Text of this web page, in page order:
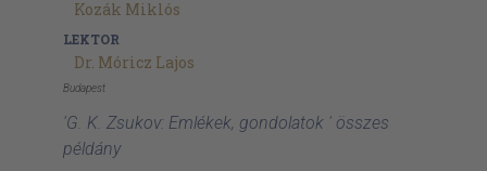
Kozák Miklós
LEKTOR
Dr. Móricz Lajos
Budapest
'G. K. Zsukov: Emlékek, gondolatok ' összes
példány